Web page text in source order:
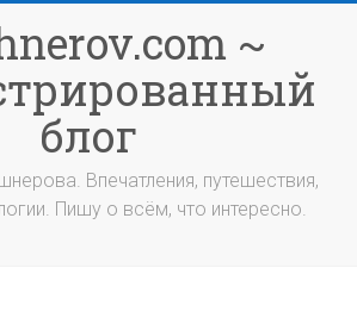
~
блог
Впечатления, путешествия,
Пишу о всём, что интересно.